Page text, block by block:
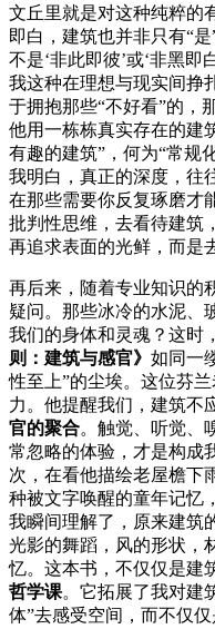
文丘里就是对这种纯粹的
即白，建筑也并非只有“
不是‘非此即彼’或‘非黑即
我这种在理想与现实间挣
于拥抱那些“不好看”的，
他用一栋栋真实存在的建
有趣的建筑”，何为“常规
我明白，真正的深度，往
在那些需要你反复琢磨才
批判性思维，去看待建筑
再追求表面的光鲜，而是
再后来，随着专业知识的
疑问。那些冰冷的水泥、
我们的身体和灵魂？这时，
则：建筑与感官》 如同一
性至上”的尘埃。这位芬
力。他提醒我们，建筑不
官的聚合。触觉、听觉、
常忽略的体验，才是构成
次，在看他描绘老屋檐下
种被文字唤醒的童年记忆
我瞬间理解了，原来建筑
光影的舞蹈，风的形状，
忆。这本书，不仅仅是建
哲学课。它拓展了我对建
体”去感受空间，而不仅仅